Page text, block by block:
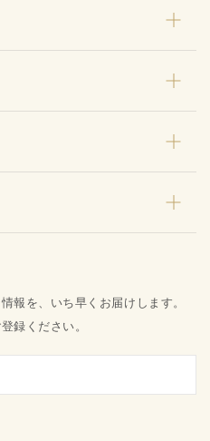
イド
報を、いち早くお届けします。
録ください。